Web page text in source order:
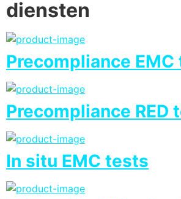
diensten
Precompliance
Precompliance RED
In situ EMC tests